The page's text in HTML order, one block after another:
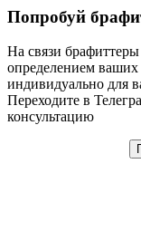
Попробуй
На связи
определением
индивидуально для
Переходите в
консультацию